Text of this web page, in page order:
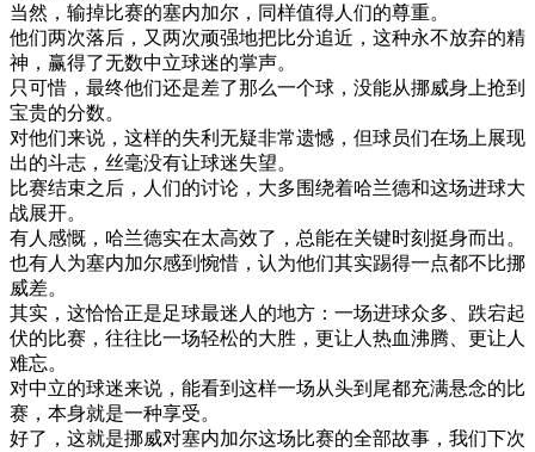
当然 ， 输掉比赛的塞内加尔 ， 同样值得人们的尊重。
他们两次落后 ， 又两次顽强地把比分追近 ， 这种永不放弃的精
神 ， 赢得了无数中立球迷的掌声。
只可惜 ， 最终他们还是差了那么一个球 ， 没能从挪威身上抢到
宝贵的分数。
对他们来说 ， 这样的失利 无疑非常遗憾 ， 但球员们在场上展现
出的斗志 ， 丝毫没有让球迷失望。
比赛结束之后 ， 人们的讨论 ， 大多围绕着哈兰德和这场进球大
战展开。
有人感慨 ， 哈兰德实在太高效了 ， 总能在关键时刻 挺身而出。
也有人为塞内加尔感到惋惜 ， 认为他们其实踢得一点都不比挪
威差。
其实 ， 这恰恰正是足球最迷人的地方 ： 一场进球众多、 跌宕起
伏的比赛 ， 往往比一场轻松的大胜 ， 更让人热血沸腾、 更让人
难忘。
对中立的球迷来说 ， 能看到 这样一场从头到 尾都充满悬念的比
赛 ， 本身就是一种享受。
好了 ， 这就是挪威对塞内加尔这场比赛的全部故事 ， 我们下次